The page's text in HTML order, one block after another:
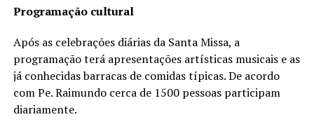
Programação cultural
Após as celebrações diárias da Santa Missa, a
programação terá apresentações artísticas musicais e as
já conhecidas barracas de comidas típicas. De acordo
com Pe. Raimundo cerca de 1500 pessoas participam
diariamente.